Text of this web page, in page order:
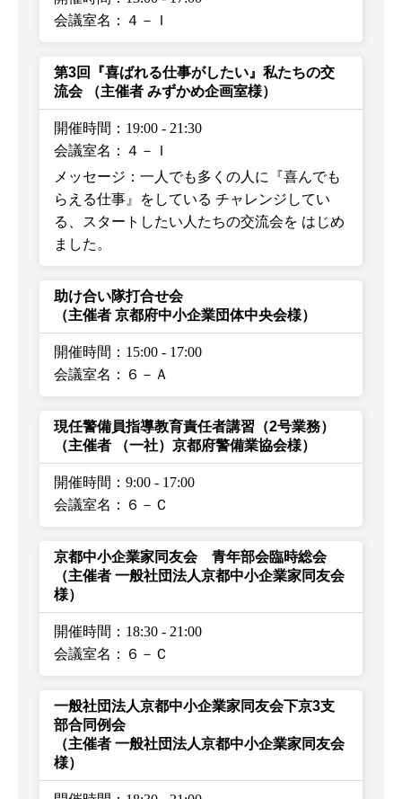
会議室名：４－Ｉ
第3回『喜ばれる仕事がしたい』私たちの交
流会
（主催者 みずかめ企画室様）
開催時間：19:00 - 21:30
会議室名：４－Ｉ
メッセージ：一人でも多くの人に『喜んでも
らえる仕事』をしている チャレンジしてい
る、スタートしたい人たちの交流会を はじめ
ました。
助け合い隊打合せ会
（主催者 京都府中小企業団体中央会様）
開催時間：15:00 - 17:00
会議室名：６－Ａ
現任警備員指導教育責任者講習（2号業務）
（主催者 （一社）京都府警備業協会様）
開催時間：9:00 - 17:00
会議室名：６－Ｃ
京都中小企業家同友会 青年部会臨時総会
（主催者 一般社団法人京都中小企業家同友会
様）
開催時間：18:30 - 21:00
会議室名：６－Ｃ
一般社団法人京都中小企業家同友会下京3支
部合同例会
（主催者 一般社団法人京都中小企業家同友会
様）